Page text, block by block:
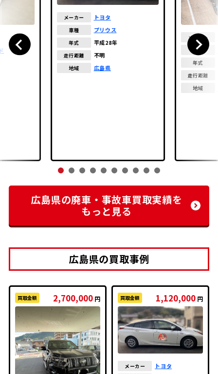
メーカー トヨタ
車種 プリウス
年式 平成28年
走行距離 不明
地域 広島県
メーカー
車種
年式
走行距離
地域
広島県の廃車・事故車買取実績を
もっと見る
広島県の買取事例
買取金額 2,700,000 円 買取金額 1,120,000 円
メーカー トヨタ